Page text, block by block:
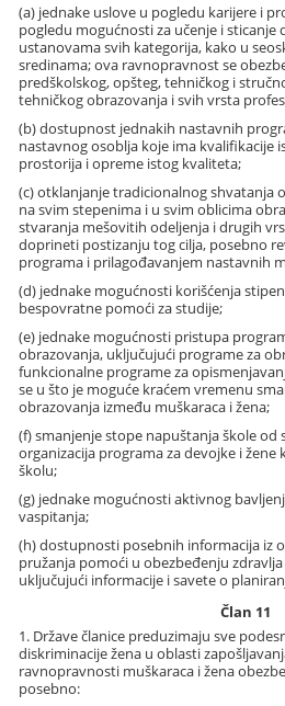
(a) jednake uslove u pogledu karijere i
pogledu mogućnosti za učenje i
ustanovama svih kategorija, kako u
sredinama; ova ravnopravnost se
predškolskog, opšteg, tehničkog i
tehničkog obrazovanja i svih vrsta
(b) dostupnost jednakih nastavnih
nastavnog osoblja koje ima kvalifikacije
prostorija i opreme istog kvaliteta;
(c) otklanjanje tradicionalnog shvatanja
na svim stepenima i u svim oblicima
stvaranja mešovitih odeljenja i drugih
doprineti postizanju tog cilja, posebno
programa i prilagođavanjem nastavnih
(d) jednake mogućnosti korišćenja
bespovratne pomoći za studije;
(e) jednake mogućnosti pristupa
obrazovanja, uključujući programe za
funkcionalne programe za
se u što je moguće kraćem vremenu
obrazovanja između muškaraca i žena;
(f) smanjenje stope napuštanja škole od
organizacija programa za devojke i
školu;
(g) jednake mogućnosti aktivnog
vaspitanja;
(h) dostupnosti posebnih informacija iz
pružanja pomoći u obezbeđenju
uključujući informacije i savete o
Član 11
1. Države članice preduzimaju sve
diskriminacije žena u oblasti
ravnopravnosti muškaraca i žena
posebno: